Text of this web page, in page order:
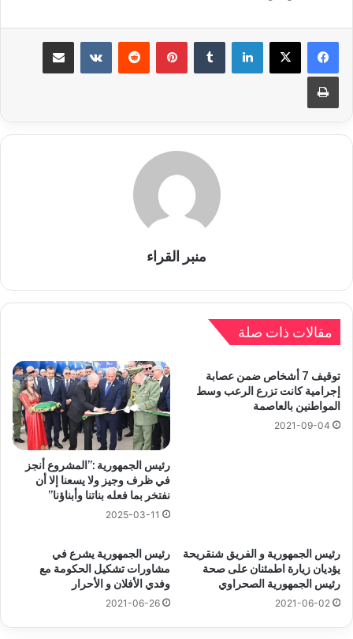
لينكدإن بينتيريست
طباعة
منبر القراء
مقالات ذات صلة
توقيف 7 أشخاص ضمن عصابة
إجرامية كانت تزرع الرعب وسط
المواطنين بالعاصمة
2021-09-04
رئيس الجمهورية :”المشروع أنجز
في ظرف وجيز ولا يسعنا إلا أن
نفتخر بما فعله بناتنا وأبناؤنا”
2025-03-11
رئيس الجمهورية و الفريق شنقريحة
يؤديان زيارة اطمئنان على صحة
رئيس الجمهورية الصحراوي
2021-06-02
رئيس الجمهورية يشرع في
مشاورات تشكيل الحكومة مع
وفدي الأفلان و الأحرار
2021-06-26